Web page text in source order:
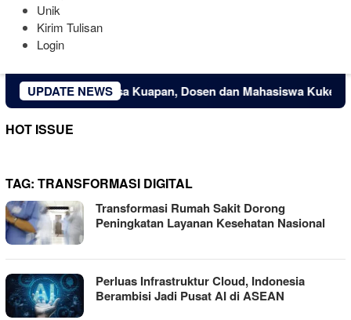
Unik
Kirim Tulisan
Login
UPDATE NEWS
Kreatif Desa Kuapan, Dosen dan Mahasiswa Kukerta
HOT ISSUE
TAG: TRANSFORMASI DIGITAL
Transformasi Rumah Sakit Dorong
Peningkatan Layanan Kesehatan Nasional
Perluas Infrastruktur Cloud, Indonesia
Berambisi Jadi Pusat AI di ASEAN